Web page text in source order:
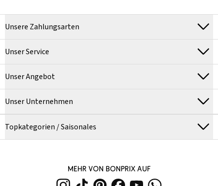
Unsere Zahlungsarten
Unser Service
Unser Angebot
Unser Unternehmen
Topkategorien / Saisonales
MEHR VON BONPRIX AUF